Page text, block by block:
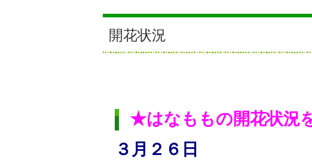
開花状況
★はなももの開花状況
３月２６日